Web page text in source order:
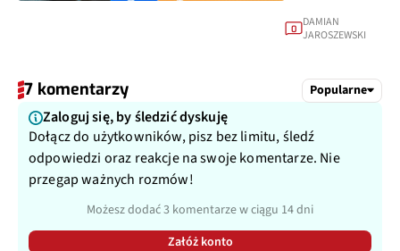
0 DAMIAN
JAROSZEWSKI
7 komentarzy Popularne
Zaloguj się, by śledzić dyskuję
Dołącz do użytkowników, pisz bez limitu, śledź
odpowiedzi oraz reakcje na swoje komentarze. Nie
przegap ważnych rozmów!
Możesz dodać 3 komentarze w ciągu 14 dni
Załóż konto